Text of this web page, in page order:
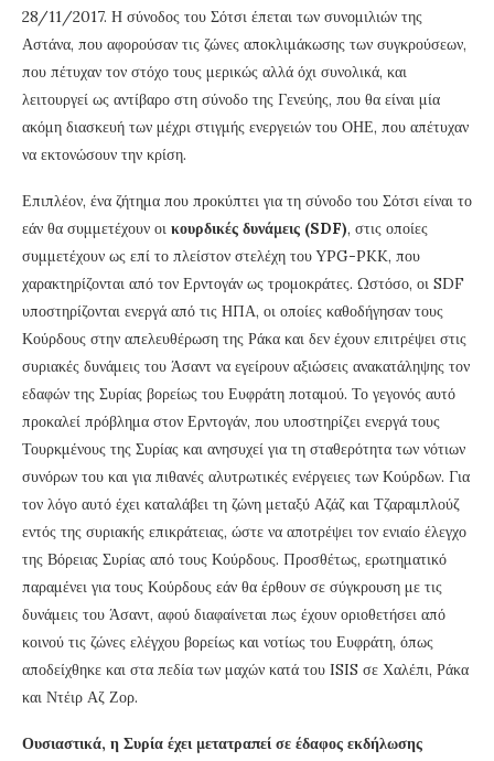
28/11/2017. Η σύνοδος του Σότσι έπεται των συνομιλιών της
Αστάνα, που αφορούσαν τις ζώνες αποκλιμάκωσης των συγκρούσεων,
που πέτυχαν τον στόχο τους μερικώς αλλά όχι συνολικά, και
λειτουργεί ως αντίβαρο στη σύνοδο της Γενεύης, που θα είναι μία
ακόμη διασκευή των μέχρι στιγμής ενεργειών του ΟΗΕ, που απέτυχαν
να εκτονώσουν την κρίση.
Επιπλέον, ένα ζήτημα που προκύπτει για τη σύνοδο του Σότσι είναι το
εάν θα συμμετέχουν οι κουρδικές δυνάμεις (SDF), στις οποίες
συμμετέχουν ως επί το πλείστον στελέχη του YPG-PKK, που
χαρακτηρίζονται από τον Ερντογάν ως τρομοκράτες. Ωστόσο, οι SDF
υποστηρίζονται ενεργά από τις ΗΠΑ, οι οποίες καθοδήγησαν τους
Κούρδους στην απελευθέρωση της Ράκα και δεν έχουν επιτρέψει στις
συριακές δυνάμεις του Άσαντ να εγείρουν αξιώσεις ανακατάληψης τον
εδαφών της Συρίας βορείως του Ευφράτη ποταμού. Το γεγονός αυτό
προκαλεί πρόβλημα στον Ερντογάν, που υποστηρίζει ενεργά τους
Τουρκμένους της Συρίας και ανησυχεί για τη σταθερότητα των νότιων
συνόρων του και για πιθανές αλυτρωτικές ενέργειες των Κούρδων. Για
τον λόγο αυτό έχει καταλάβει τη ζώνη μεταξύ Αζάζ και Τζαραμπλούζ
εντός της συριακής επικράτειας, ώστε να αποτρέψει τον ενιαίο έλεγχο
της Βόρειας Συρίας από τους Κούρδους. Προσθέτως, ερωτηματικό
παραμένει για τους Κούρδους εάν θα έρθουν σε σύγκρουση με τις
δυνάμεις του Άσαντ, αφού διαφαίνεται πως έχουν οριοθετήσει από
κοινού τις ζώνες ελέγχου βορείως και νοτίως του Ευφράτη, όπως
αποδείχθηκε και στα πεδία των μαχών κατά του ISIS σε Χαλέπι, Ράκα
και Ντέιρ Αζ Ζορ.
Ουσιαστικά, η Συρία έχει μετατραπεί σε έδαφος εκδήλωσης